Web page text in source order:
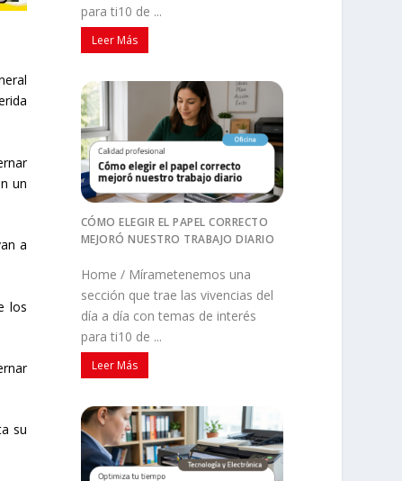
un
a
los
su
para ti10 de ...
Leer Más
CÓMO ELEGIR EL PAPEL CORRECTO
MEJORÓ NUESTRO TRABAJO DIARIO
Home / Mírametenemos una
sección que trae las vivencias del
día a día con temas de interés
para ti10 de ...
Leer Más